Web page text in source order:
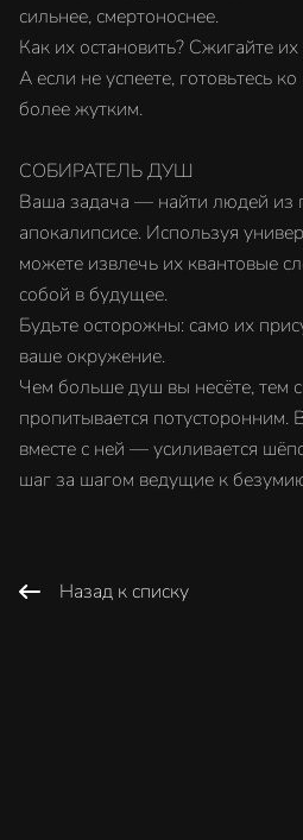
сильнее, смертоноснее.
Как их остановить? Сжигайте
А если не успеете, готовьтесь
более жутким.
СОБИРАТЕЛЬ ДУШ
Ваша задача — найти людей из
апокалипсисе. Используя
можете извлечь их квантовые
собой в будущее.
Будьте осторожны: само их
ваше окружение.
Чем больше душ вы несёте, тем
пропитывается потусторонним.
вместе с ней — усиливается
шаг за шагом ведущие к
Назад к списку